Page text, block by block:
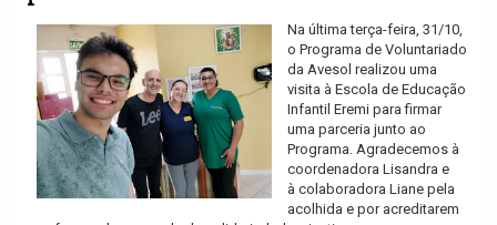
Na última terça-feira, 31/10,
o Programa de Voluntariado
da Avesol realizou uma
visita à Escola de Educação
Infantil Eremi para firmar
uma parceria junto ao
Programa. Agradecemos à
coordenadora Lisandra e
à colaboradora Liane pela
acolhida e por acreditarem